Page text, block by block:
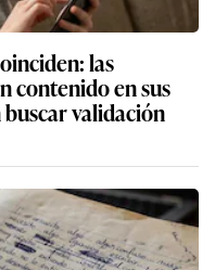
las
contenido en sus
validación